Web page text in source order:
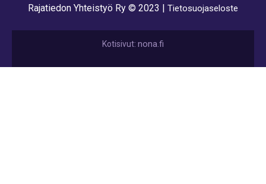
Rajatiedon Yhteistyö Ry © 2023 | Tietosuojaseloste
Kotisivut: nona.fi